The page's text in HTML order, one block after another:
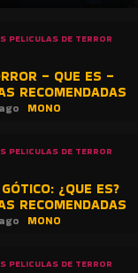
PELICULAS DE TERROR
– QUE ES –
RECOMENDADAS
MONO
PELICULAS DE TERROR
¿QUE ES?
RECOMENDADAS
MONO
PELICULAS DE TERROR